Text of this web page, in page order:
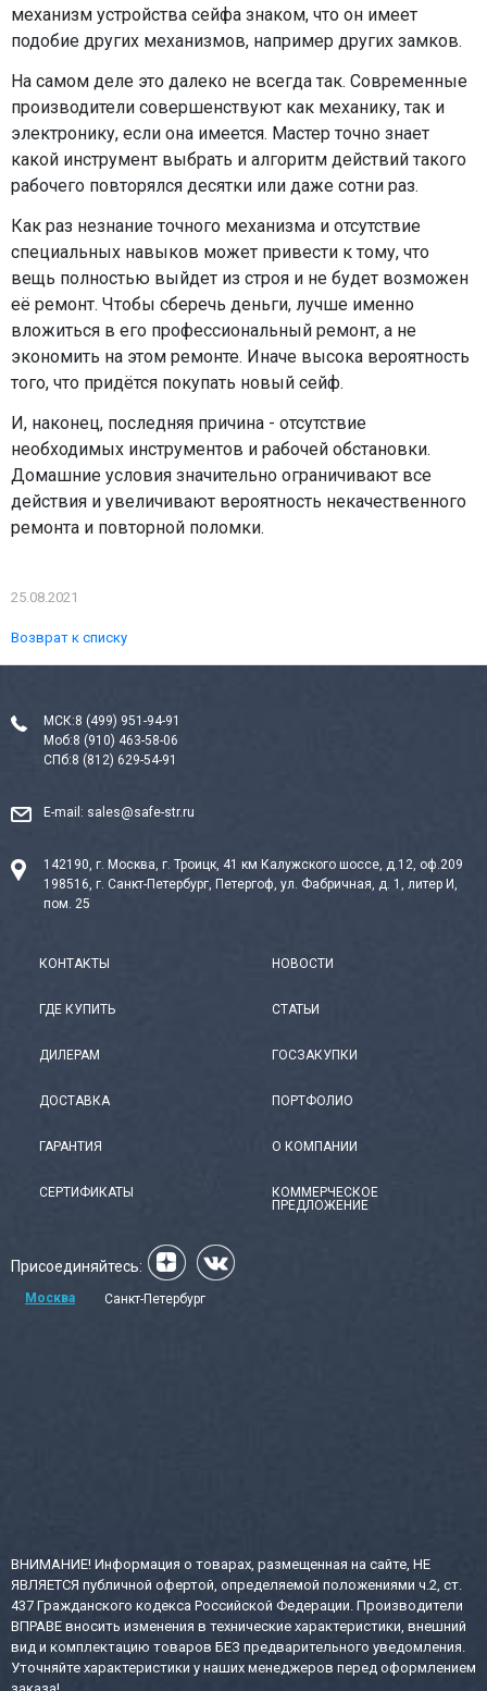
механизм устройства сейфа знаком, что он имеет
подобие других механизмов, например других замков.
На самом деле это далеко не всегда так. Современные
производители совершенствуют как механику, так и
электронику, если она имеется. Мастер точно знает
какой инструмент выбрать и алгоритм действий такого
рабочего повторялся десятки или даже сотни раз.
Как раз незнание точного механизма и отсутствие
специальных навыков может привести к тому, что
вещь полностью выйдет из строя и не будет возможен
её ремонт. Чтобы сберечь деньги, лучше именно
вложиться в его профессиональный ремонт, а не
экономить на этом ремонте. Иначе высока вероятность
того, что придётся покупать новый сейф.
И, наконец, последняя причина - отсутствие
необходимых инструментов и рабочей обстановки.
Домашние условия значительно ограничивают все
действия и увеличивают вероятность некачественного
ремонта и повторной поломки.
25.08.2021
Возврат к списку
МСК:8 (499) 951-94-91
Моб:8 (910) 463-58-06
СПб:8 (812) 629-54-91
E-mail: sales@safe-str.ru
142190, г. Москва, г. Троицк, 41 км Калужского шоссе, д.12, оф.209
198516, г. Санкт-Петербург, Петергоф, ул. Фабричная, д. 1, литер И,
пом. 25
КОНТАКТЫ
ГДЕ КУПИТЬ
ДИЛЕРАМ
ДОСТАВКА
ГАРАНТИЯ
СЕРТИФИКАТЫ
НОВОСТИ
СТАТЬИ
ГОСЗАКУПКИ
ПОРТФОЛИО
О КОМПАНИИ
КОММЕРЧЕСКОЕ
ПРЕДЛОЖЕНИЕ
Присоединяйтесь:
Москва Санкт-Петербург
ВНИМАНИЕ! Информация о товарах, размещенная на сайте, НЕ
ЯВЛЯЕТСЯ публичной офертой, определяемой положениями ч.2, ст.
437 Гражданского кодекса Российской Федерации. Производители
ВПРАВЕ вносить изменения в технические характеристики, внешний
вид и комплектацию товаров БЕЗ предварительного уведомления.
Уточняйте характеристики у наших менеджеров перед оформлением